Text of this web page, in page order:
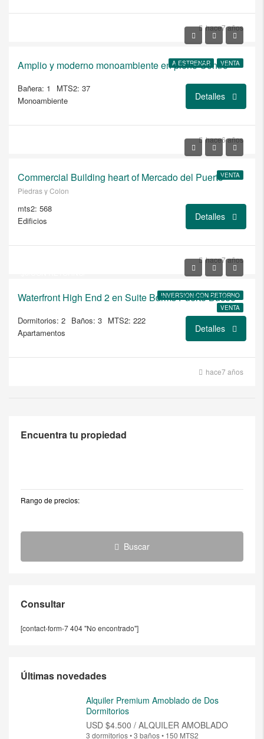
hace7 años
A ESTRENAR VENTA
Amplio y moderno monoambiente en pleno Centro
Bañera: 1
MTS2: 37
Monoambiente
Detalles
hace6 años
VENTA
Commercial Building heart of Mercado del Puerto
Piedras y Colon
mts2: 568
Edificios
Detalles
hace7 años
INVERSION CON RETORNO
VENTA
USD
Waterfront High End 2 en Suite Bdrms Puerto Buceo
Dormitorios: 2 Baños: 3 MTS2: 222
Apartamentos
Detalles
hace7 años
Encuentra tu propiedad
Rango de precios:
Buscar
Consultar
[contact-form-7 404 "No encontrado"]
Últimas novedades
Alquiler Premium Amoblado de Dos
Dormitorios
USD $4.500 / ALQUILER AMOBLADO
3 dormitorios • 3 baños • 150 MTS2